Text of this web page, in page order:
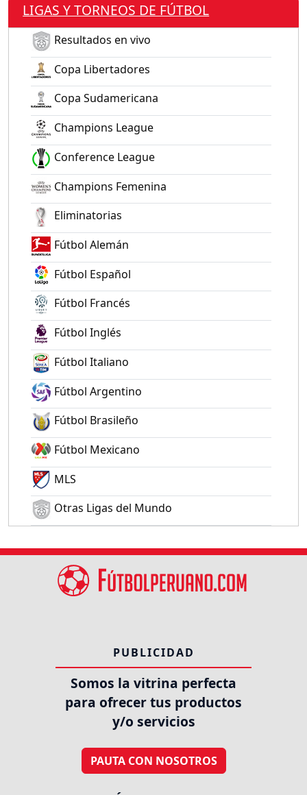
LIGAS Y TORNEOS DE FÚTBOL
Resultados en vivo
Copa Libertadores
Copa Sudamericana
Champions League
Conference League
Champions Femenina
Eliminatorias
Fútbol Alemán
Fútbol Español
Fútbol Francés
Fútbol Inglés
Fútbol Italiano
Fútbol Argentino
Fútbol Brasileño
Fútbol Mexicano
MLS
Otras Ligas del Mundo
PUBLICIDAD
Somos la vitrina perfecta
para ofrecer tus productos
y/o servicios
PAUTA CON NOSOTROS